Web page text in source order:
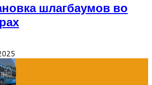
шлагбаумов во